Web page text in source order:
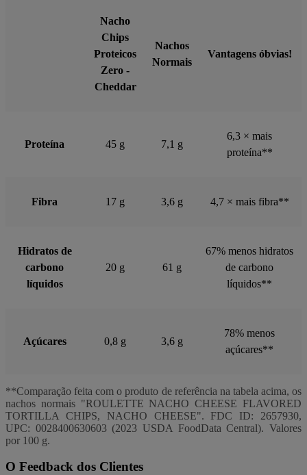
Nacho
Chips
Proteicos
Zero -
Cheddar
Nachos
Normais
Vantagens óbvias!
Proteína 45 g 7,1 g
6,3 × mais
proteína**
Fibra 17 g 3,6 g 4,7 × mais fibra**
Hidratos de
carbono
líquidos
20 g 61 g
67% menos hidratos
de carbono
líquidos**
Açúcares 0,8 g 3,6 g
78% menos
açúcares**
**Comparação feita com o produto de referência na tabela acima, os
nachos normais "ROULETTE NACHO CHEESE FLAVORED
TORTILLA CHIPS, NACHO CHEESE". FDC ID: 2657930,
UPC: 0028400630603 (2023 USDA FoodData Central). Valores
por 100 g.
O Feedback dos Clientes